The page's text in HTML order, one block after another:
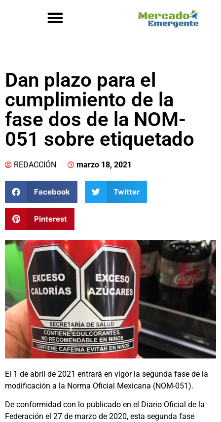
Dan plazo para el
cumplimiento de la
fase dos de la NOM-
051 sobre etiquetado
REDACCIÓN marzo 18, 2021
Facebook Twitter
Pinterest
El 1 de abril de 2021 entrará en vigor la segunda fase de la
modificación a la Norma Oficial Mexicana (NOM-051).
De conformidad con lo publicado en el Diario Oficial de la
Federación el 27 de marzo de 2020, esta segunda fase